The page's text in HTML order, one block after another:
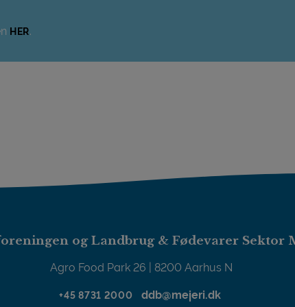
HER.
og Landbrug & Fødevarer Sektor
Agro Food Park 26 | 8200 Aarhus N
+45 8731 2000 ddb@mejeri.dk